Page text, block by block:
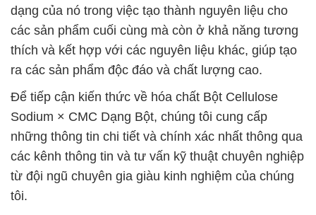
dạng của nó trong việc tạo thành nguyên liệu cho
các sản phẩm cuối cùng mà còn ở khả năng tương
thích và kết hợp với các nguyên liệu khác, giúp tạo
ra các sản phẩm độc đáo và chất lượng cao.
Để tiếp cận kiến thức về hóa chất Bột Cellulose
Sodium × CMC Dạng Bột, chúng tôi cung cấp
những thông tin chi tiết và chính xác nhất thông qua
các kênh thông tin và tư vấn kỹ thuật chuyên nghiệp
từ đội ngũ chuyên gia giàu kinh nghiệm của chúng
tôi.